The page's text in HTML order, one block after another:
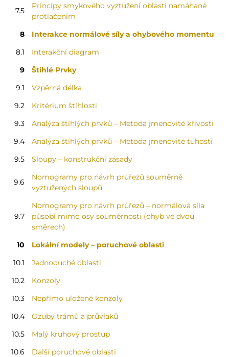
7.5
Principy smykového vyztužení oblasti namáhané
protlačením
8
Interakce normálové síly a ohybového momentu
8.1
Interakční diagram
9
Štíhlé Prvky
9.1
Vzpěrná délka
9.2
Kritérium štíhlosti
9.3
Analýza štíhlých prvků – Metoda jmenovité křivosti
9.4
Analýza štíhlých prvků – Metoda jmenovité tuhosti
9.5
Sloupy – konstrukční zásady
9.6
Nomogramy pro návrh průřezů souměrně
vyztužených sloupů
9.7
Nomogramy pro návrh průřezů – normálová síla
působí mimo osy souměrnosti (ohyb ve dvou
směrech)
10
Lokální modely – poruchové oblasti
10.1
Jednoduché oblasti
10.2
Konzoly
10.3
Nepřímo uložené konzoly
10.4
Ozuby trámů a průvlaků
10.5
Malý kruhový prostup
10.6
Další poruchové oblasti